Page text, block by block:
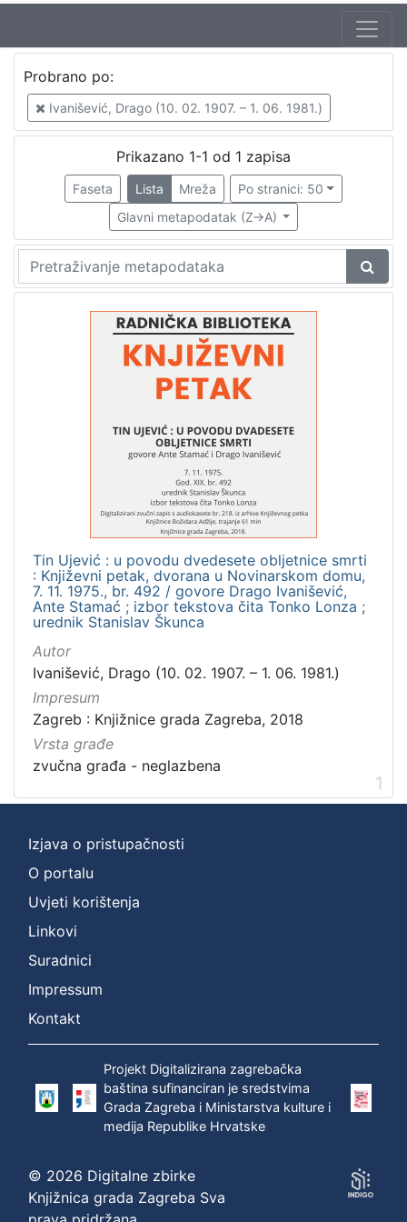
Jezik
hrvatski
cjelina
Digitalizirana zagrebačka baština
Glasovi Književnog petka
Probrano po:
Ivanišević, Drago (10. 02. 1907. – 1. 06. 1981.)
Prikazano 1-1 od 1 zapisa
Faseta Lista Mreža
Po stranici: 50
Glavni metapodatak (Z->A)
Tin Ujević : u povodu dvedesete obljetnice smrti
: Književni petak, dvorana u Novinarskom domu,
7. 11. 1975., br. 492 / govore Drago Ivanišević,
Ante Stamać ; izbor tekstova čita Tonko Lonza ;
urednik Stanislav Škunca
Autor
Ivanišević, Drago (10. 02. 1907. – 1. 06. 1981.)
Impresum
Zagreb : Knjižnice grada Zagreba, 2018
Vrsta građe
zvučna građa - neglazbena
1
Izjava o pristupačnosti
O portalu
Uvjeti korištenja
Linkovi
Suradnici
Impressum
Kontakt
Projekt Digitalizirana zagrebačka
baština sufinanciran je sredstvima
Grada Zagreba i Ministarstva kulture i
medija Republike Hrvatske
© 2026 Digitalne zbirke
Knjižnica grada Zagreba Sva